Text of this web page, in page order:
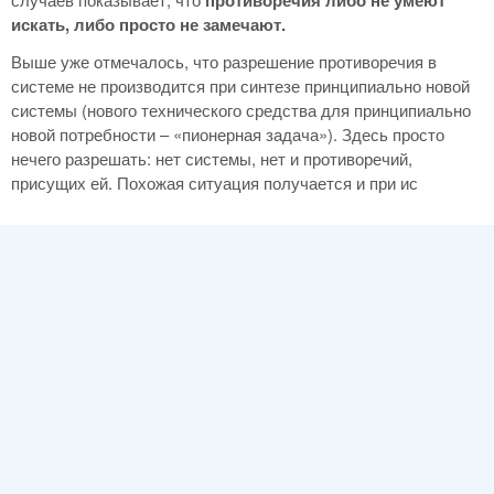
искать, либо просто не замечают.
Выше уже отмечалось, что разрешение противоречия в
системе не производится при синтезе принципиально новой
системы (нового технического средства для принципиально
новой потребности – «пионерная задача»). Здесь просто
нечего разрешать: нет системы, нет и противоречий,
присущих ей. Похожая ситуация получается и при ис